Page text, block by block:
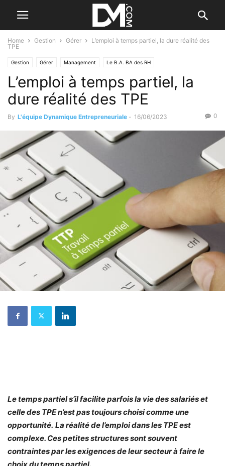
Home Gestion Gérer
L’emploi à temps partiel, la dure réalité des
TPE
Gestion Gérer Management Le B.A. BA des RH
L’emploi à temps partiel, la
dure réalité des TPE
By L'équipe Dynamique Entrepreneuriale - 16/06/2023 0
Le temps partiel s’il facilite parfois la vie des salariés et
celle des TPE n’est pas toujours choisi comme une
opportunité. La réalité de l’emploi dans les TPE est
complexe. Ces petites structures sont souvent
contraintes par les exigences de leursecteur à faire le